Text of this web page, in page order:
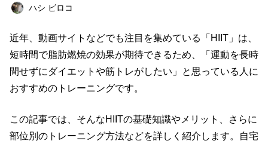
オフ会レポート クリエイター グルメ
社会 ファッション 音楽 海外
コミュニティ
キーワード一覧
ハシ ビロコ
近年、動画サイトなどでも注目を集めている「 HIIT 」は、
短時間で脂肪燃焼の効果が期待できるため、「運動を長時
間せずにダイエットや筋トレがしたい」と思っている人に
おすすめのトレーニングです。
この記事では、そんなHIITの基礎知識やメリット、さらに
部位別のトレーニング方法などを詳しく紹介します。自宅